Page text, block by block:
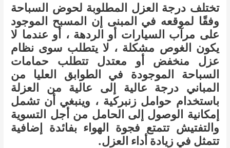
تختلف درجة العزل المطلوبة لحوض السباحة
وفقًا لموقعه في المبنى إن المسبح الموجود
على مرآب السيارات أو الردهة ، أو عندما لا
يكون الغوص مشكلة ، لا يتطلب سوى نظام
عزل منخفض أو معتدل تتطلب حمامات
السباحة الموجودة في الطوابق العليا من
المباني درجة عالية إلى عالية من العزلة
باستخدام حوامل زنبركية ، وينبغي أن تشمل
إمكانية الوصول إلى الحامل من أجل التسوية
والتفتيش تتمتع فجوة الهواء بفائدة إضافية
تتمثل في زيادة أداء العزل.